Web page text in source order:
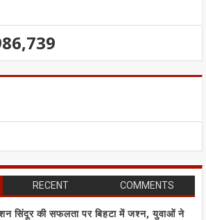
RECENT COMMENTS
सिंदूर की सफलता पर बिहटा में जश्न, युवाओं ने